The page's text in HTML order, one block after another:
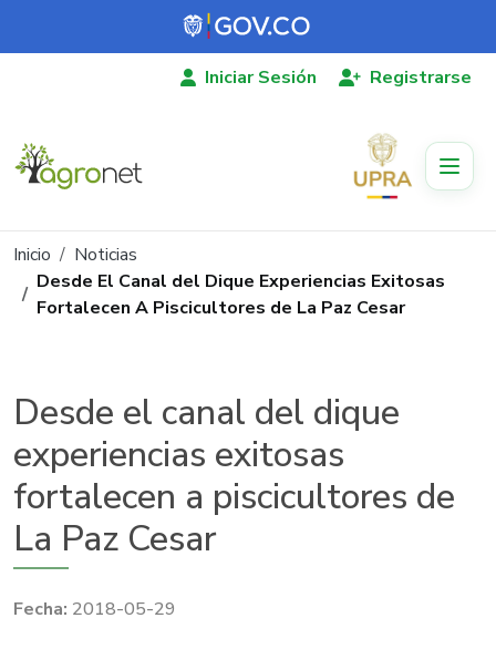
Pasar al contenido principal
Iniciar Sesión Registrarse
Ruta de navegación
Inicio
Noticias
Desde El Canal del Dique Experiencias Exitosas
Fortalecen A Piscicultores de La Paz Cesar
Desde el canal del dique
experiencias exitosas
fortalecen a piscicultores de
La Paz Cesar
2018-05-29